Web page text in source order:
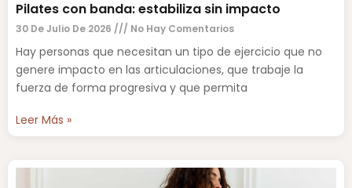
Pilates con banda: estabiliza sin impacto
30 De Julio De 2026 No Hay Comentarios
Hay personas que necesitan un tipo de ejercicio que no
genere impacto en las articulaciones, que trabaje la
fuerza de forma progresiva y que permita
Leer Más »